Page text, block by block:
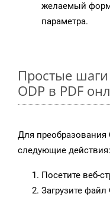
желаемый
параметра.
Простые
ODP в PDF
Для преобразования
следующие действия:
Посетите веб-
Загрузите файл